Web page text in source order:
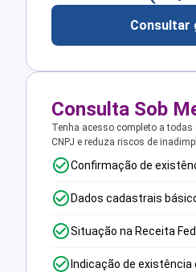
Consultar
Consulta Sob
Tenha acesso completo a
CNPJ e reduza riscos de
Confirmação de
Dados cadastrais
Situação na Receita
Indicação de